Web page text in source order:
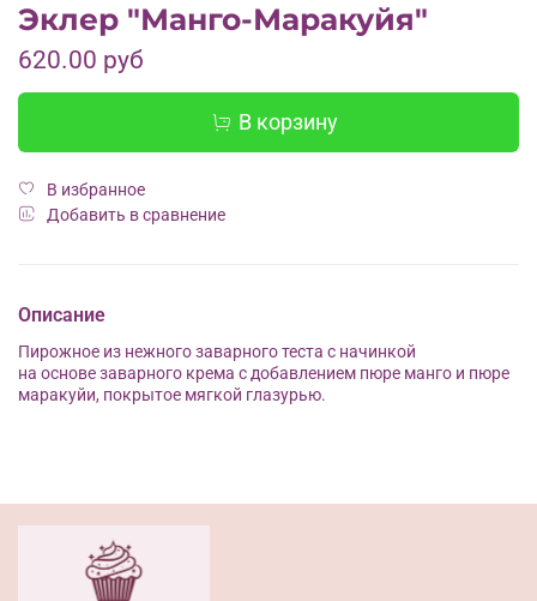
Эклер "Манго-Маракуйя"
620.00 руб
В корзину
В избранное
Добавить в сравнение
Описание
Пирожное из нежного заварного теста с начинкой
на основе заварного крема с добавлением пюре манго и пюре
маракуйи, покрытое мягкой глазурью.